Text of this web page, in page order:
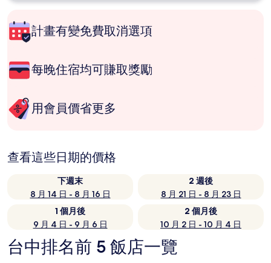
計畫有變免費取消選項
每晚住宿均可賺取獎勵
用會員價省更多
查看這些日期的價格
下週末
8 月 14 日 - 8 月 16 日
2 週後
8 月 21 日 - 8 月 23 日
1 個月後
9 月 4 日 - 9 月 6 日
2 個月後
10 月 2 日 - 10 月 4 日
台中排名前 5 飯店一覽